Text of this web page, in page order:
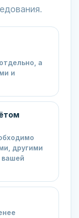
а
и
другими
вашей